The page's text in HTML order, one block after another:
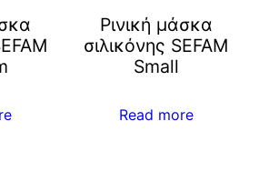
Ρινική μάσκα
σιλικόνης SEFAM
Small
Read more